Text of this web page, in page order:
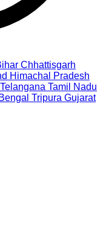
Chhattisgarh
Himachal Pradesh
Telangana Tamil Nadu
Tripura Gujarat